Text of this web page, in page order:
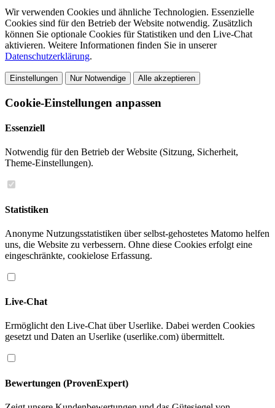
Wir verwenden Cookies und ähnliche Technologien. Essenzielle
Cookies sind für den Betrieb der Website notwendig. Zusätzlich
können Sie optionale Cookies für Statistiken und den Live-Chat
aktivieren. Weitere Informationen finden Sie in unserer
Datenschutzerklärung.
Einstellungen Nur Notwendige Alle akzeptieren
Cookie-Einstellungen anpassen
Essenziell
Notwendig für den Betrieb der Website (Sitzung, Sicherheit,
Theme-Einstellungen).
Statistiken
Anonyme Nutzungsstatistiken über selbst-gehostetes Matomo helfen
uns, die Website zu verbessern. Ohne diese Cookies erfolgt eine
eingeschränkte, cookielose Erfassung.
Live-Chat
Ermöglicht den Live-Chat über Userlike. Dabei werden Cookies
gesetzt und Daten an Userlike (userlike.com) übermittelt.
Bewertungen (ProvenExpert)